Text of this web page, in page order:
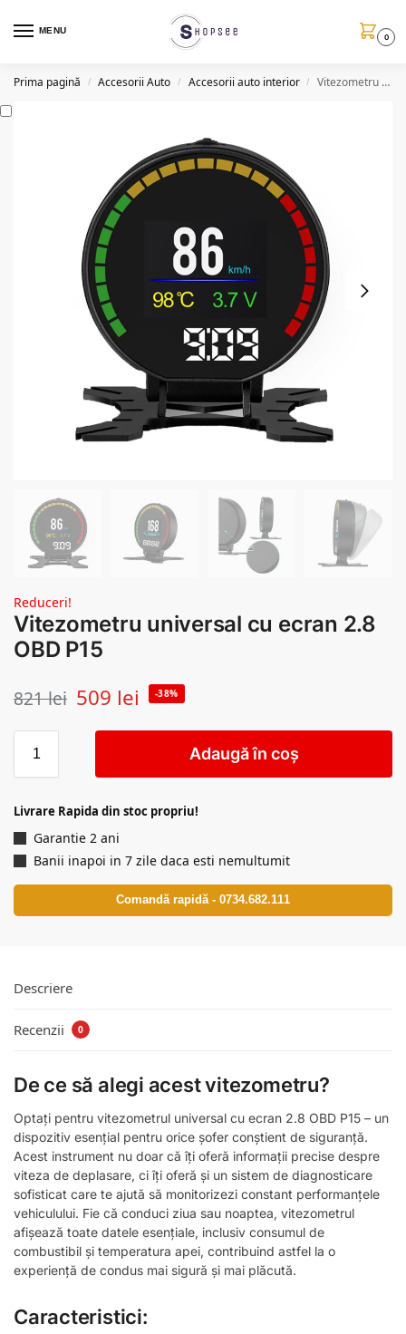
MENU
0
Prima pagină / Accesorii Auto / Accesorii auto interior / Vitezometru universal cu ecran 2.8 OBD P15
Reduceri!
Vitezometru universal cu ecran 2.8
OBD P15
821lei 509 lei -38%
Adaugă în coș
Livrare Rapida din stoc propriu!
Garantie 2 ani
Banii inapoi in 7 zile daca esti nemultumit
Comandă rapidă - 0734.682.111
Descriere
Recenzii 0
De ce să alegi acest vitezometru?
Optați pentru vitezometrul universal cu ecran 2.8 OBD P15 – un
dispozitiv esențial pentru orice șofer conștient de siguranță.
Acest instrument nu doar că îți oferă informații precise despre
viteza de deplasare, ci îți oferă și un sistem de diagnosticare
sofisticat care te ajută să monitorizezi constant performanțele
vehiculului. Fie că conduci ziua sau noaptea, vitezometrul
afişează toate datele esențiale, inclusiv consumul de
combustibil și temperatura apei, contribuind astfel la o
experiență de condus mai sigură și mai plăcută.
Caracteristici: